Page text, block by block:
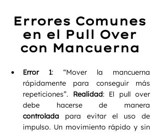
Errores Comunes
con Mancuerna
Error 1: “Mover la mancuerna
rápidamente para conseguir más
repeticiones”. Realidad: El pull over
controlada para evitar el uso de
impulso. Un movimiento rápido y sin